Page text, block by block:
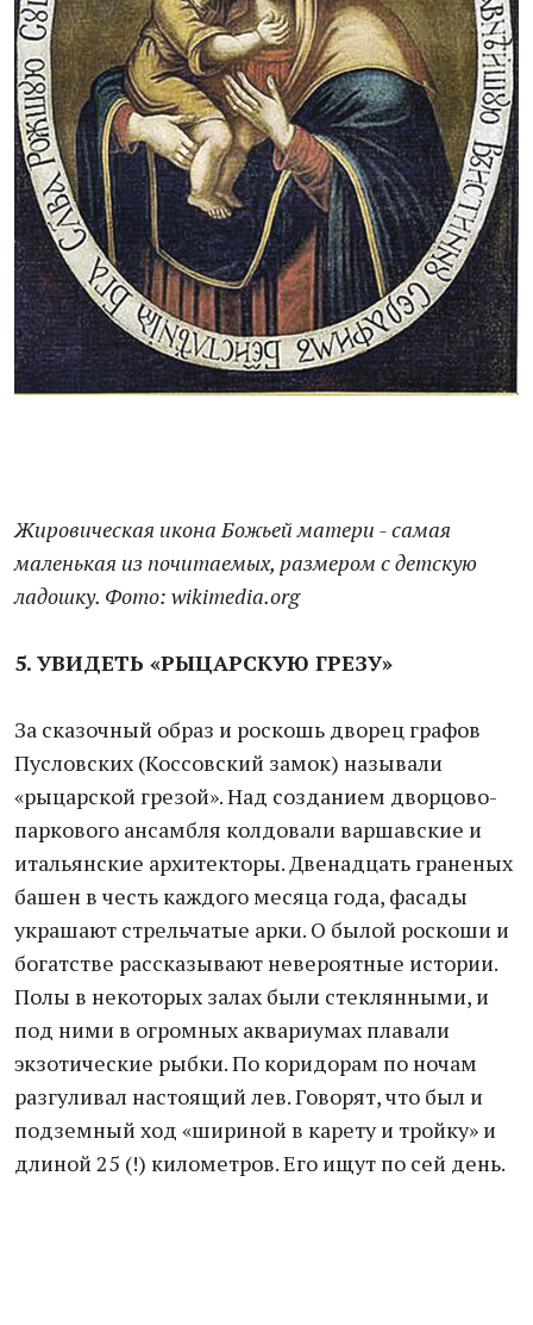
Жировическая икона Божьей матери - самая
маленькая из почитаемых, размером с детскую
ладошку. Фото: wikimedia.org
5. УВИДЕТЬ «РЫЦАРСКУЮ ГРЕЗУ»
За сказочный образ и роскошь дворец графов
Пусловских (Коссовский замок) называли
«рыцарской грезой». Над созданием дворцово-
паркового ансамбля колдовали варшавские и
итальянские архитекторы. Двенадцать граненых
башен в честь каждого месяца года, фасады
украшают стрельчатые арки. О былой роскоши и
богатстве рассказывают невероятные истории.
Полы в некоторых залах были стеклянными, и
под ними в огромных аквариумах плавали
экзотические рыбки. По коридорам по ночам
разгуливал настоящий лев. Говорят, что был и
подземный ход «шириной в карету и тройку» и
длиной 25 (!) километров. Его ищут по сей день.